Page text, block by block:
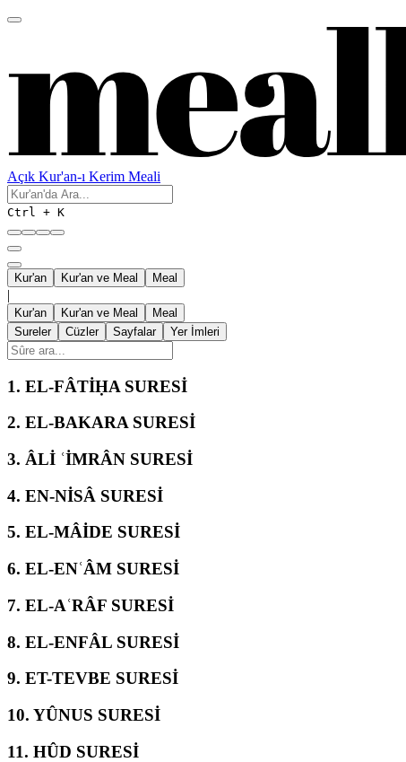
Açık Kur'an-ı Kerim Meali
Ctrl + K
Kur'an Kur'an ve Meal Meal
|
Kur'an Kur'an ve Meal
Meal
Sureler
Cüzler Sayfalar Yer İmleri
1. EL-FÂTİḤA SURESİ
2. EL-BAKARA SURESİ
3. ÂLİ ʿİMRÂN SURESİ
4. EN-NİSÂ SURESİ
5. EL-MÂİDE SURESİ
6. EL-ENʿÂM SURESİ
7. EL-AʿRÂF SURESİ
8. EL-ENFÂL SURESİ
9. ET-TEVBE SURESİ
10. YÛNUS SURESİ
11. HÛD SURESİ